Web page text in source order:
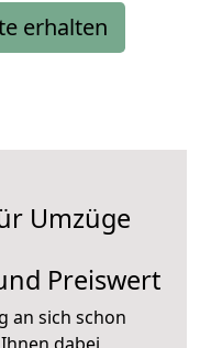
erhalten
Umzüge
Preiswert
an sich schon